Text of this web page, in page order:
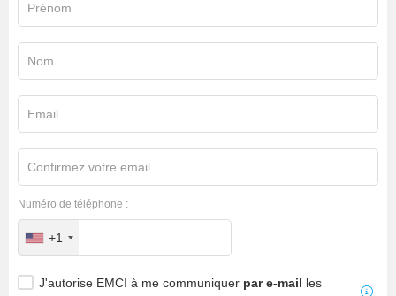
Prénom
Nom
Email
Confirmez votre email
Numéro de téléphone :
+1
J'autorise EMCI à me communiquer par e-mail les